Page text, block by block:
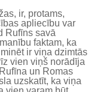
ir, protams,
apliecību var
Rufīns savā
faktam, ka
ir viņa dzimtās
vien viņš norādīja
un Romas
uzskatīt, ka viņa